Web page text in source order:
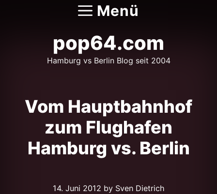
Menü
pop64.com
Hamburg vs Berlin Blog seit 2004
Vom Hauptbahnhof
zum Flughafen
Hamburg vs. Berlin
14. Juni 2012 by Sven Dietrich